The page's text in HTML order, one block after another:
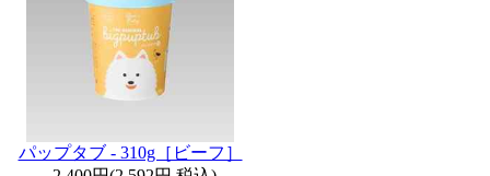
パップタブ - 310g［ビーフ］